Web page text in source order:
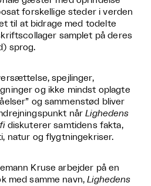
forskellige steder i verden
til at bidrage med todelte
samplet på deres
sprog.
spejlinger,
og ikke mindst oplagte
og sammenstød bliver
nårLighedens
diskuterer samtidens fakta,
natur og flygtningekriser.
Kruse arbejder på en
med samme navn,Lighedens